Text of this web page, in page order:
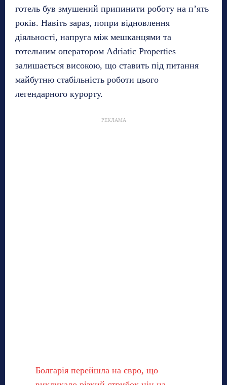
готель був змушений припинити роботу на п’ять
років. Навіть зараз, попри відновлення
діяльності, напруга між мешканцями та
готельним оператором Adriatic Properties
залишається високою, що ставить під питання
майбутню стабільність роботи цього
легендарного курорту.
РЕКЛАМА
Болгарія перейшла на євро, що